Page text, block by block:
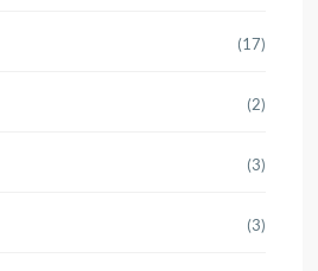
(17)
(2)
(3)
(3)